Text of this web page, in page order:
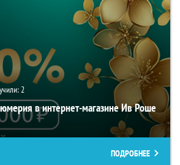
2
в интернет-магазине Ив Роше
ПОДРОБНЕЕ